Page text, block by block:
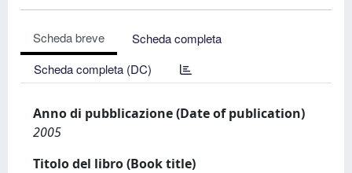
Scheda breve
Scheda completa
Scheda completa (DC)
Anno di pubblicazione (Date of publication)
2005
Titolo del libro (Book title)